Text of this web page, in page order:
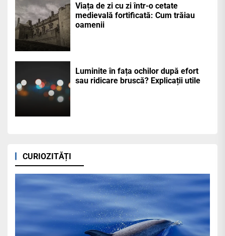
Viața de zi cu zi într-o cetate
medievală fortificată: Cum trăiau
oamenii
Luminite în fața ochilor după efort
sau ridicare bruscă? Explicații utile
CURIOZITĂȚI